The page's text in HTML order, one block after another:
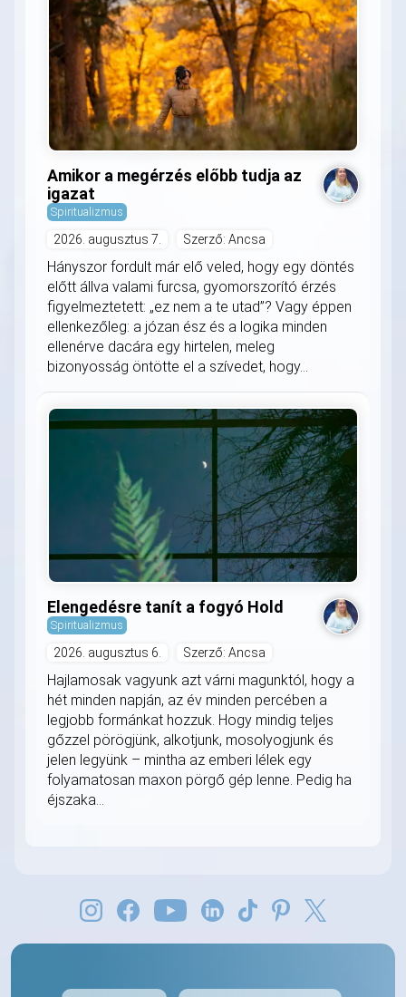
Amikor a megérzés előbb tudja az
igazat
Spiritualizmus
2026. augusztus 7. Szerző: Ancsa
Hányszor fordult már elő veled, hogy egy döntés
előtt állva valami furcsa, gyomorszorító érzés
figyelmeztetett: „ez nem a te utad”? Vagy éppen
ellenkezőleg: a józan ész és a logika minden
ellenérve dacára egy hirtelen, meleg
bizonyosság öntötte el a szívedet, hogy...
Elengedésre tanít a fogyó Hold
Spiritualizmus
2026. augusztus 6. Szerző: Ancsa
Hajlamosak vagyunk azt várni magunktól, hogy a
hét minden napján, az év minden percében a
legjobb formánkat hozzuk. Hogy mindig teljes
gőzzel pörögjünk, alkotjunk, mosolyogjunk és
jelen legyünk – mintha az emberi lélek egy
folyamatosan maxon pörgő gép lenne. Pedig ha
éjszaka...